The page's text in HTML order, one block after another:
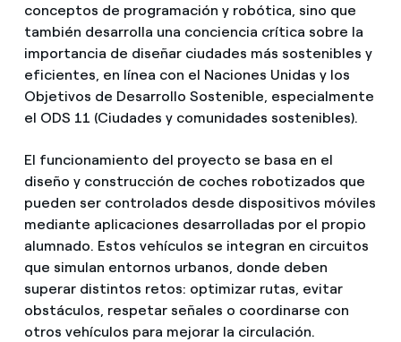
conceptos de programación y robótica, sino que
también desarrolla una conciencia crítica sobre la
importancia de diseñar ciudades más sostenibles y
eficientes, en línea con el Naciones Unidas y los
Objetivos de Desarrollo Sostenible, especialmente
el ODS 11 (Ciudades y comunidades sostenibles).
El funcionamiento del proyecto se basa en el
diseño y construcción de coches robotizados que
pueden ser controlados desde dispositivos móviles
mediante aplicaciones desarrolladas por el propio
alumnado. Estos vehículos se integran en circuitos
que simulan entornos urbanos, donde deben
superar distintos retos: optimizar rutas, evitar
obstáculos, respetar señales o coordinarse con
otros vehículos para mejorar la circulación.